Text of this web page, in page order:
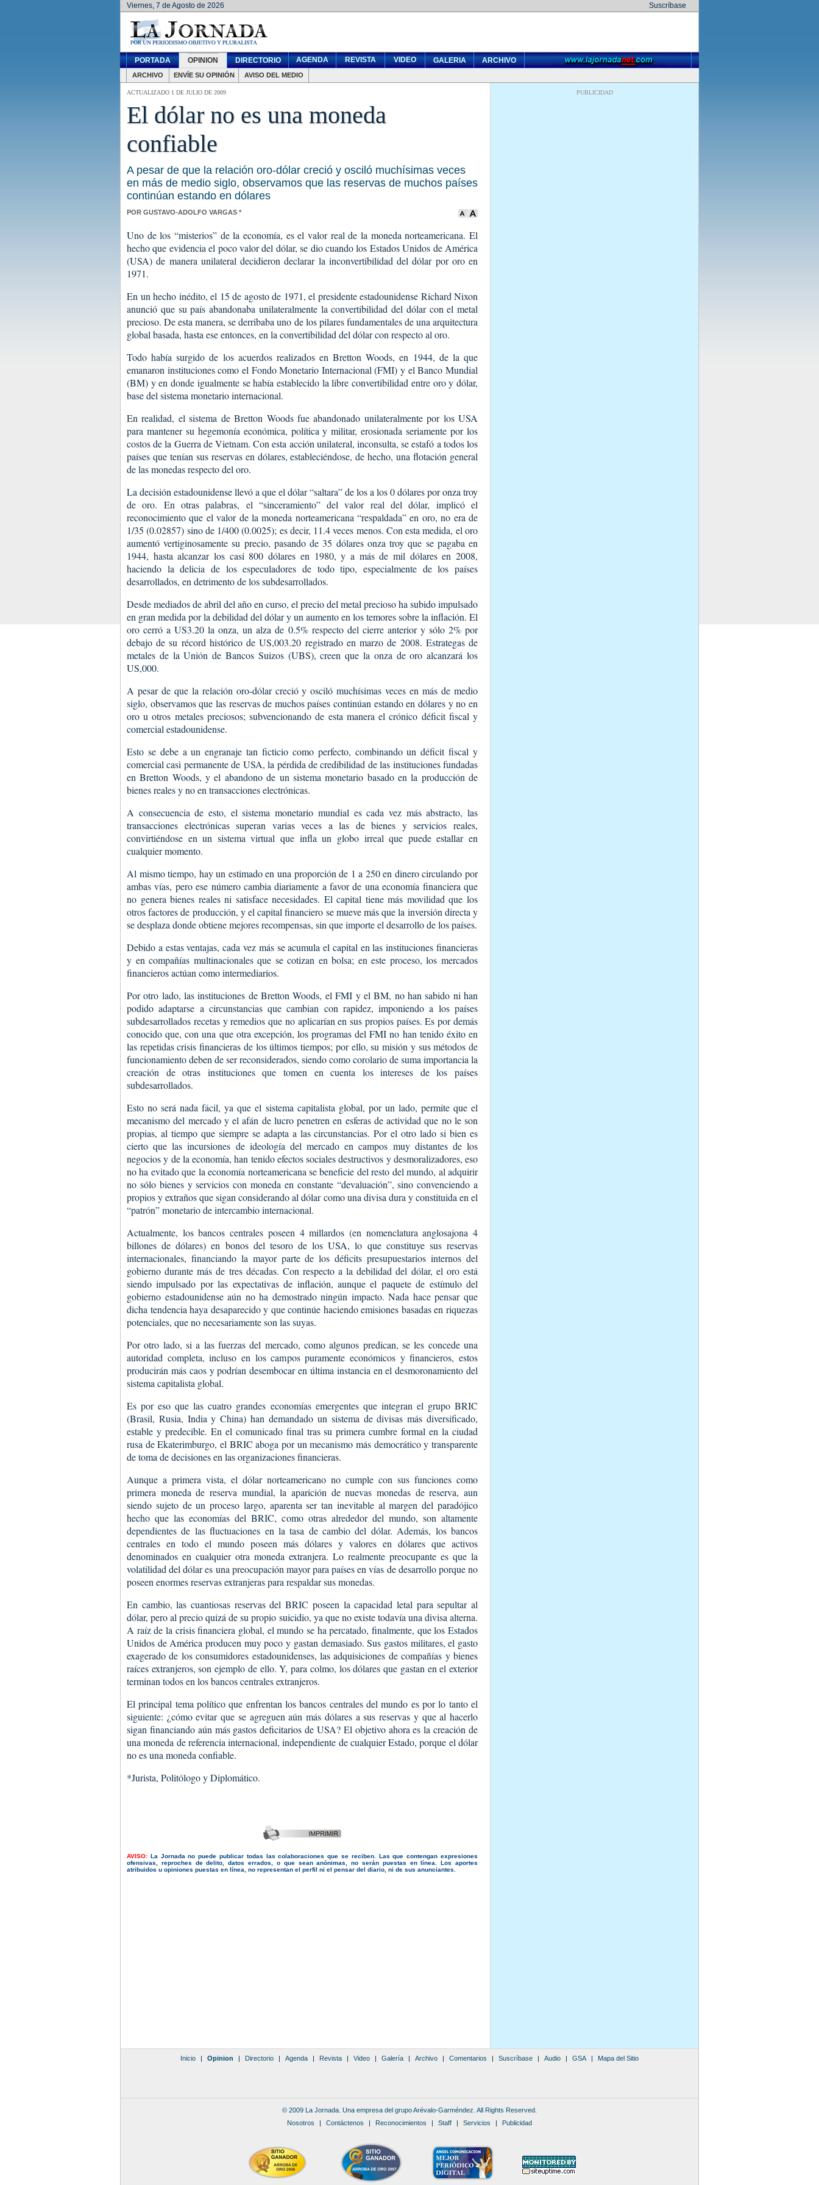
Viernes, 7 de Agosto de 2026 Suscríbase
PORTADA OPINION DIRECTORIO AGENDA REVISTA VIDEO GALERIA ARCHIVO
ARCHIVO ENVÍE SU OPINIÓN AVISO DEL MEDIO
PUBLICIDAD
ACTUALIZADO 1 DE JULIO DE 2009
El dólar no es una moneda
confiable
A pesar de que la relación oro-dólar creció y osciló muchísimas veces
en más de medio siglo, observamos que las reservas de muchos países
continúan estando en dólares
POR GUSTAVO-ADOLFO VARGAS *
Uno de los “misterios” de la economía, es el valor real de la moneda norteamericana. El
hecho que evidencia el poco valor del dólar, se dio cuando los Estados Unidos de América
(USA) de manera unilateral decidieron declarar la inconvertibilidad del dólar por oro en
1971.
En un hecho inédito, el 15 de agosto de 1971, el presidente estadounidense Richard Nixon
anunció que su país abandonaba unilateralmente la convertibilidad del dólar con el metal
precioso. De esta manera, se derribaba uno de los pilares fundamentales de una arquitectura
global basada, hasta ese entonces, en la convertibilidad del dólar con respecto al oro.
Todo había surgido de los acuerdos realizados en Bretton Woods, en 1944, de la que
emanaron instituciones como el Fondo Monetario Internacional (FMI) y el Banco Mundial
(BM) y en donde igualmente se había establecido la libre convertibilidad entre oro y dólar,
base del sistema monetario internacional.
En realidad, el sistema de Bretton Woods fue abandonado unilateralmente por los USA
para mantener su hegemonía económica, política y militar, erosionada seriamente por los
costos de la Guerra de Vietnam. Con esta acción unilateral, inconsulta, se estafó a todos los
países que tenían sus reservas en dólares, estableciéndose, de hecho, una flotación general
de las monedas respecto del oro.
La decisión estadounidense llevó a que el dólar “saltara” de los a los 0 dólares por onza troy
de oro. En otras palabras, el “sinceramiento” del valor real del dólar, implicó el
reconocimiento que el valor de la moneda norteamericana “respaldada” en oro, no era de
1/35 (0.02857) sino de 1/400 (0.0025); es decir, 11.4 veces menos. Con esta medida, el oro
aumentó vertiginosamente su precio, pasando de 35 dólares onza troy que se pagaba en
1944, hasta alcanzar los casi 800 dólares en 1980, y a más de mil dólares en 2008,
haciendo la delicia de los especuladores de todo tipo, especialmente de los países
desarrollados, en detrimento de los subdesarrollados.
Desde mediados de abril del año en curso, el precio del metal precioso ha subido impulsado
en gran medida por la debilidad del dólar y un aumento en los temores sobre la inflación. El
oro cerró a US3.20 la onza, un alza de 0.5% respecto del cierre anterior y sólo 2% por
debajo de su récord histórico de US,003.20 registrado en marzo de 2008. Estrategas de
metales de la Unión de Bancos Suizos (UBS), creen que la onza de oro alcanzará los
US,000.
A pesar de que la relación oro-dólar creció y osciló muchísimas veces en más de medio
siglo, observamos que las reservas de muchos países continúan estando en dólares y no en
oro u otros metales preciosos; subvencionando de esta manera el crónico déficit fiscal y
comercial estadounidense.
Esto se debe a un engranaje tan ficticio como perfecto, combinando un déficit fiscal y
comercial casi permanente de USA, la pérdida de credibilidad de las instituciones fundadas
en Bretton Woods, y el abandono de un sistema monetario basado en la producción de
bienes reales y no en transacciones electrónicas.
A consecuencia de esto, el sistema monetario mundial es cada vez más abstracto, las
transacciones electrónicas superan varias veces a las de bienes y servicios reales,
convirtiéndose en un sistema virtual que infla un globo irreal que puede estallar en
cualquier momento.
Al mismo tiempo, hay un estimado en una proporción de 1 a 250 en dinero circulando por
ambas vías, pero ese número cambia diariamente a favor de una economía financiera que
no genera bienes reales ni satisface necesidades. El capital tiene más movilidad que los
otros factores de producción, y el capital financiero se mueve más que la inversión directa y
se desplaza donde obtiene mejores recompensas, sin que importe el desarrollo de los países.
Debido a estas ventajas, cada vez más se acumula el capital en las instituciones financieras
y en compañías multinacionales que se cotizan en bolsa; en este proceso, los mercados
financieros actúan como intermediarios.
Por otro lado, las instituciones de Bretton Woods, el FMI y el BM, no han sabido ni han
podido adaptarse a circunstancias que cambian con rapidez, imponiendo a los países
subdesarrollados recetas y remedios que no aplicarían en sus propios países. Es por demás
conocido que, con una que otra excepción, los programas del FMI no han tenido éxito en
las repetidas crisis financieras de los últimos tiempos; por ello, su misión y sus métodos de
funcionamiento deben de ser reconsiderados, siendo como corolario de suma importancia la
creación de otras instituciones que tomen en cuenta los intereses de los países
subdesarrollados.
Esto no será nada fácil, ya que el sistema capitalista global, por un lado, permite que el
mecanismo del mercado y el afán de lucro penetren en esferas de actividad que no le son
propias, al tiempo que siempre se adapta a las circunstancias. Por el otro lado si bien es
cierto que las incursiones de ideología del mercado en campos muy distantes de los
negocios y de la economía, han tenido efectos sociales destructivos y desmoralizadores, eso
no ha evitado que la economía norteamericana se beneficie del resto del mundo, al adquirir
no sólo bienes y servicios con moneda en constante “devaluación”, sino convenciendo a
propios y extraños que sigan considerando al dólar como una divisa dura y constituida en el
“patrón” monetario de intercambio internacional.
Actualmente, los bancos centrales poseen 4 millardos (en nomenclatura anglosajona 4
billones de dólares) en bonos del tesoro de los USA, lo que constituye sus reservas
internacionales, financiando la mayor parte de los déficits presupuestarios internos del
gobierno durante más de tres décadas. Con respecto a la debilidad del dólar, el oro está
siendo impulsado por las expectativas de inflación, aunque el paquete de estímulo del
gobierno estadounidense aún no ha demostrado ningún impacto. Nada hace pensar que
dicha tendencia haya desaparecido y que continúe haciendo emisiones basadas en riquezas
potenciales, que no necesariamente son las suyas.
Por otro lado, si a las fuerzas del mercado, como algunos predican, se les concede una
autoridad completa, incluso en los campos puramente económicos y financieros, estos
producirán más caos y podrían desembocar en última instancia en el desmoronamiento del
sistema capitalista global.
Es por eso que las cuatro grandes economías emergentes que integran el grupo BRIC
(Brasil, Rusia, India y China) han demandado un sistema de divisas más diversificado,
estable y predecible. En el comunicado final tras su primera cumbre formal en la ciudad
rusa de Ekaterimburgo, el BRIC aboga por un mecanismo más democrático y transparente
de toma de decisiones en las organizaciones financieras.
Aunque a primera vista, el dólar norteamericano no cumple con sus funciones como
primera moneda de reserva mundial, la aparición de nuevas monedas de reserva, aun
siendo sujeto de un proceso largo, aparenta ser tan inevitable al margen del paradójico
hecho que las economías del BRIC, como otras alrededor del mundo, son altamente
dependientes de las fluctuaciones en la tasa de cambio del dólar. Además, los bancos
centrales en todo el mundo poseen más dólares y valores en dólares que activos
denominados en cualquier otra moneda extranjera. Lo realmente preocupante es que la
volatilidad del dólar es una preocupación mayor para países en vías de desarrollo porque no
poseen enormes reservas extranjeras para respaldar sus monedas.
En cambio, las cuantiosas reservas del BRIC poseen la capacidad letal para sepultar al
dólar, pero al precio quizá de su propio suicidio, ya que no existe todavía una divisa alterna.
A raíz de la crisis financiera global, el mundo se ha percatado, finalmente, que los Estados
Unidos de América producen muy poco y gastan demasiado. Sus gastos militares, el gasto
exagerado de los consumidores estadounidenses, las adquisiciones de compañías y bienes
raíces extranjeros, son ejemplo de ello. Y, para colmo, los dólares que gastan en el exterior
terminan todos en los bancos centrales extranjeros.
El principal tema político que enfrentan los bancos centrales del mundo es por lo tanto el
siguiente: ¿cómo evitar que se agreguen aún más dólares a sus reservas y que al hacerlo
sigan financiando aún más gastos deficitarios de USA? El objetivo ahora es la creación de
una moneda de referencia internacional, independiente de cualquier Estado, porque el dólar
no es una moneda confiable.
*Jurista, Politólogo y Diplomático.
AVISO: La Jornada no puede publicar todas las colaboraciones que se reciben. Las que contengan expresiones
ofensivas, reproches de delito, datos errados, o que sean anónimas, no serán puestas en línea. Los aportes
atribuidos u opiniones puestas en línea, no representan el perfil ni el pensar del diario, ni de sus anunciantes.
Inicio | Opinion | Directorio | Agenda | Revista | Video | Galería | Archivo | Comentarios | Suscríbase | Audio | GSA | Mapa del Sitio
© 2009 La Jornada. Una empresa del grupo Arévalo-Garméndez. All Rights Reserved.
Nosotros | Contáctenos | Reconocimientos | Staff | Servicios | Publicidad